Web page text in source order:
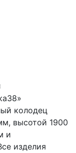
колодец
высотой 1900
и
изделия